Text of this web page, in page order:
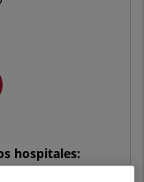
hospitales: